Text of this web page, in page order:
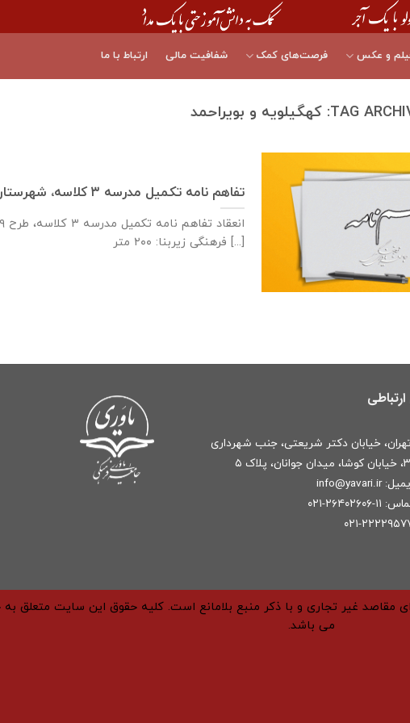
و عکس فرصت‌های کمک شفافیت مالی ارتباط با ما
TAG کهگیلویه و بویراحمد
تفاهم نامه تکمیل مدرسه ۳ کلاسه، شهرستان دشت روم
فرهنگی زیربنا: ۲۰۰ متر [...]
خیابان دکتر شریعتی، جنب شهرداری
info@yavari.ir
۱۱-۲۶۴۰۲۶۰۶-۰۲۱
مقاصد غیر تجاری و با ذکر منبع بلامانع است. کلیه حقوق این سایت متعلق به
می باشد.